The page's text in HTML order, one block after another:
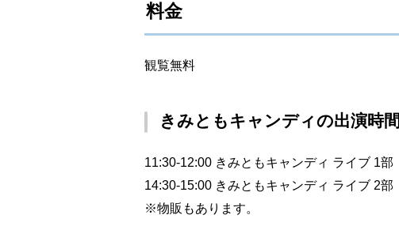
料金
観覧無料
きみともキャンディの出演時間
11:30-12:00 きみともキャンディ ライブ 1部
14:30-15:00 きみともキャンディ ライブ 2部
※物販もあります。